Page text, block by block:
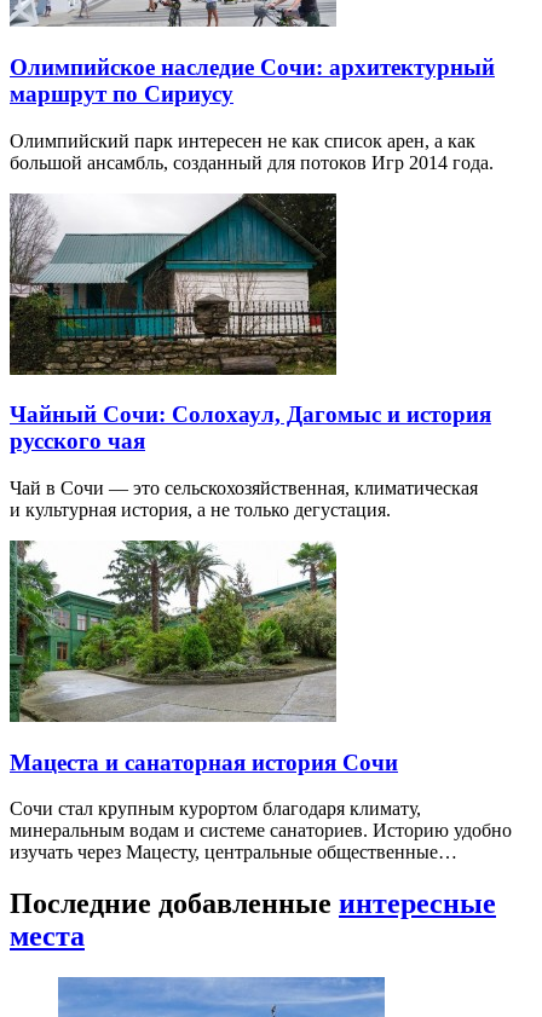
Олимпийское наследие Сочи: архитектурный
маршрут по Сириусу
Олимпийский парк интересен не как список арен, а как
большой ансамбль, созданный для потоков Игр 2014 года.
Чайный Сочи: Солохаул, Дагомыс и история
русского чая
Чай в Сочи — это сельскохозяйственная, климатическая
и культурная история, а не только дегустация.
Мацеста и санаторная история Сочи
Сочи стал крупным курортом благодаря климату,
минеральным водам и системе санаториев. Историю удобно
изучать через Мацесту, центральные общественные…
Последние добавленные интересные
места